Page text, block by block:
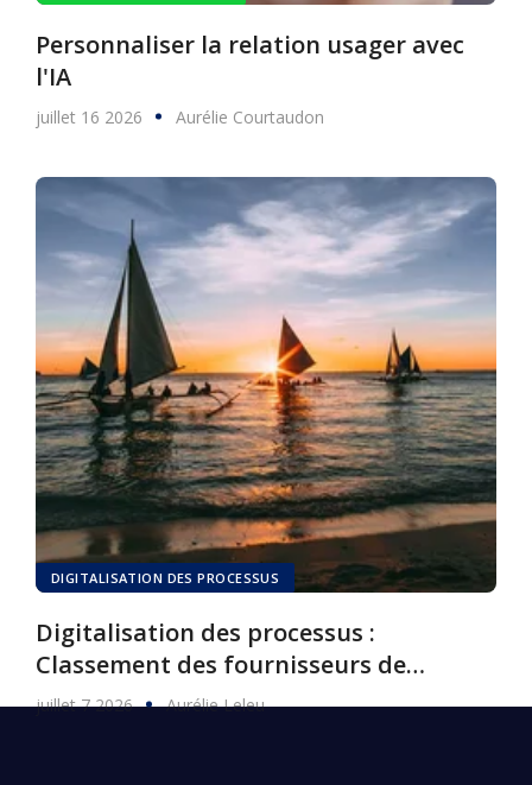
Personnaliser la relation usager avec
l'IA
juillet 16 2026 Aurélie Courtaudon
DIGITALISATION DES PROCESSUS
Digitalisation des processus :
Classement des fournisseurs de
logiciels, 2026
juillet 7 2026 Aurélie Leleu